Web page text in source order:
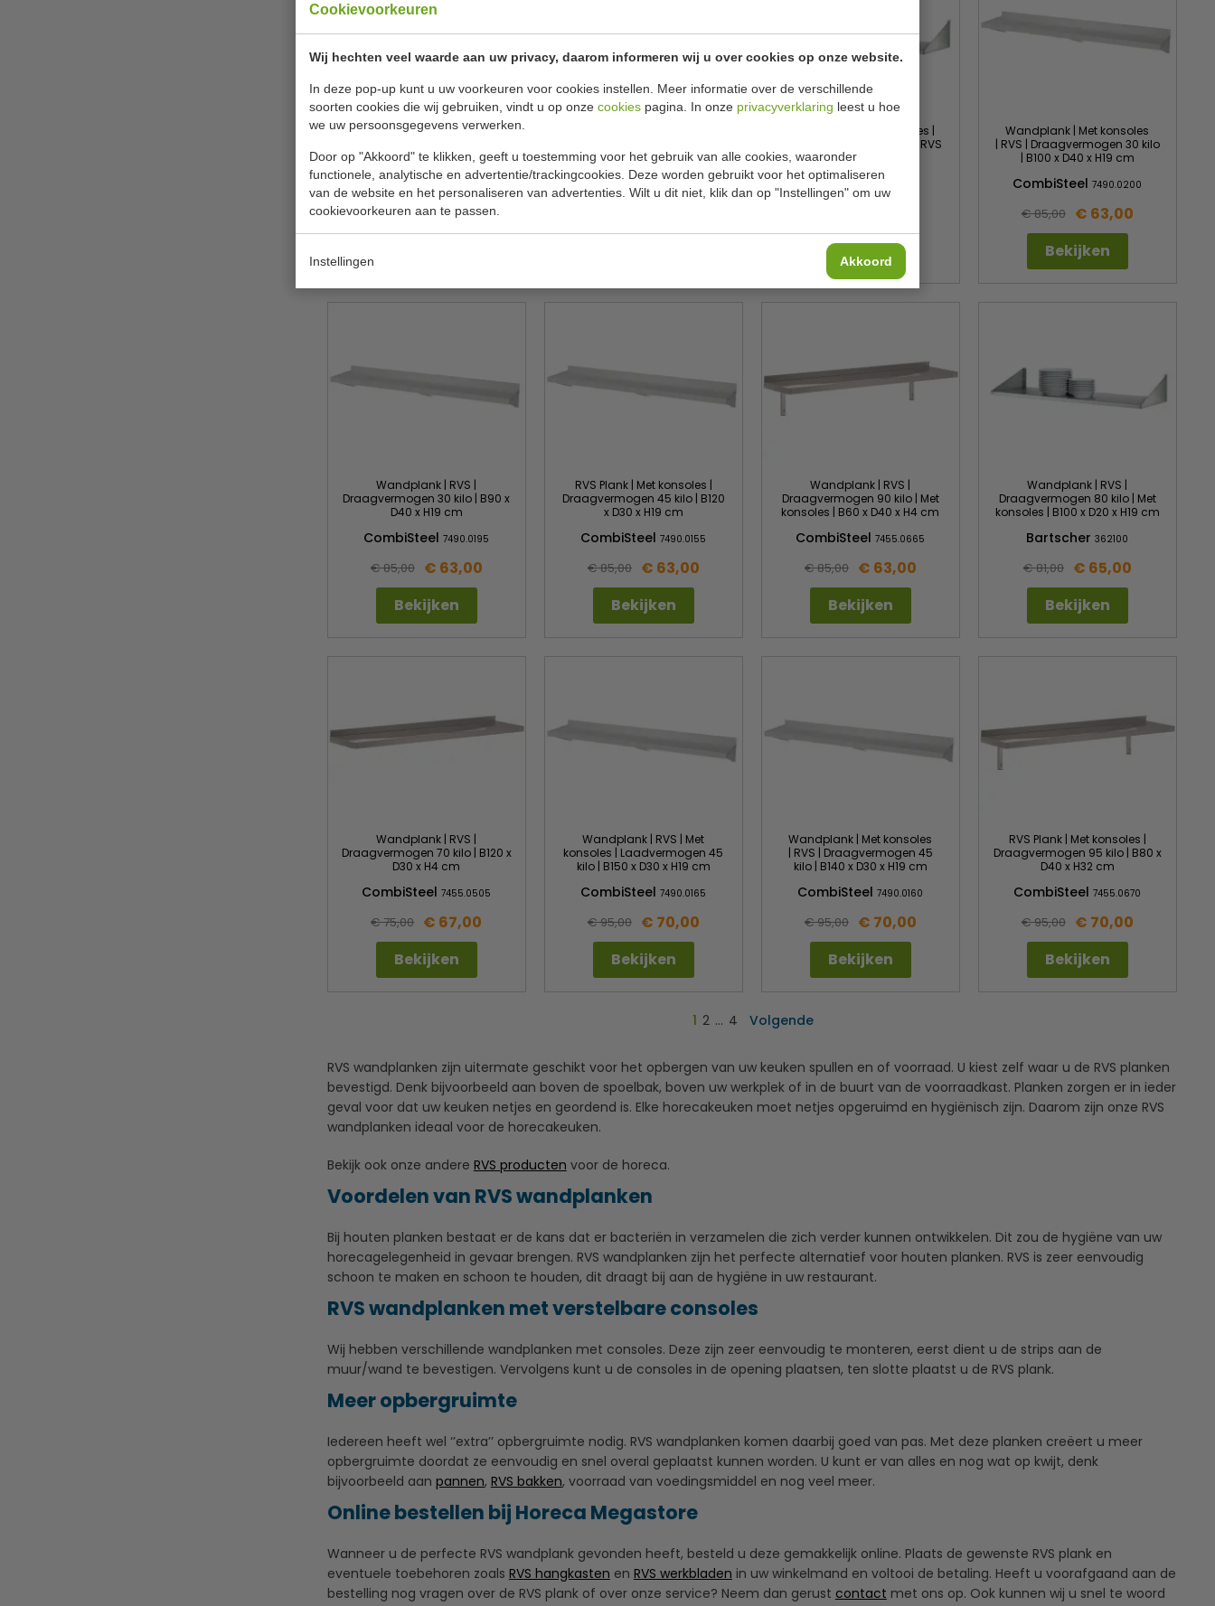
Cookievoorkeuren
Wij hechten veel waarde aan uw privacy, daarom informeren wij u over cookies op onze website.
In deze pop-up kunt u uw voorkeuren voor cookies instellen. Meer informatie over de verschillende
soorten cookies die wij gebruiken, vindt u op onze cookies pagina. In onze privacyverklaring leest u hoe
we uw persoonsgegevens verwerken.
Door op "Akkoord" te klikken, geeft u toestemming voor het gebruik van alle cookies, waaronder
functionele, analytische en advertentie/trackingcookies. Deze worden gebruikt voor het optimaliseren
van de website en het personaliseren van advertenties. Wilt u dit niet, klik dan op "Instellingen" om uw
cookievoorkeuren aan te passen.
Instellingen Akkoord
RVS Wandplank | Met konsoles
x D40 x H25 cm
CombiSteel
€ 80,00
€ 59,00
konsoles | B80 x D30 x H32 cm
CombiSteel
Wandplank | Met konsoles |
Draagvermogen 100 kilo | RVS
| B80 x D20 x H20 cm
Bartscher
Bekijken
Wandplank | Met konsoles
| RVS | Draagvermogen 30 kilo
| B100 x D40 x H19 cm
CombiSteel7490.0200
€ 85,00 € 63,00
Bekijken
Wandplank | RVS |
Draagvermogen 30 kilo | B90 x
D40 x H19 cm
CombiSteel7490.0195
€ 85,00 € 63,00
Bekijken
RVS Plank | Met konsoles |
Draagvermogen 45 kilo | B120
x D30 x H19 cm
CombiSteel7490.0155
€ 85,00 € 63,00
Bekijken
Wandplank | RVS |
Draagvermogen 90 kilo | Met
konsoles | B60 x D40 x H4 cm
CombiSteel7455.0665
€ 85,00 € 63,00
Bekijken
Wandplank | RVS |
Draagvermogen 80 kilo | Met
konsoles | B100 x D20 x H19 cm
Bartscher362100
€ 81,00 € 65,00
Bekijken
Wandplank | RVS |
Draagvermogen 70 kilo | B120 x
D30 x H4 cm
CombiSteel7455.0505
€ 75,00 € 67,00
Bekijken
Wandplank | RVS | Met
konsoles | Laadvermogen 45
kilo | B150 x D30 x H19 cm
CombiSteel7490.0165
€ 95,00 € 70,00
Bekijken
Wandplank | Met konsoles
| RVS | Draagvermogen 45
kilo | B140 x D30 x H19 cm
CombiSteel7490.0160
€ 95,00 € 70,00
Bekijken
RVS Plank | Met konsoles |
Draagvermogen 95 kilo | B80 x
D40 x H32 cm
CombiSteel7455.0670
€ 95,00 € 70,00
Bekijken
1 2 … 4 Volgende
RVS wandplanken zijn uitermate geschikt voor het opbergen van uw keuken spullen en of voorraad. U kiest zelf waar u de RVS planken
bevestigd. Denk bijvoorbeeld aan boven de spoelbak, boven uw werkplek of in de buurt van de voorraadkast. Planken zorgen er in ieder
geval voor dat uw keuken netjes en geordend is. Elke horecakeuken moet netjes opgeruimd en hygiënisch zijn. Daarom zijn onze RVS
wandplanken ideaal voor de horecakeuken.
Bekijk ook onze andere RVS producten voor de horeca.
Voordelen van RVS wandplanken
Bij houten planken bestaat er de kans dat er bacteriën in verzamelen die zich verder kunnen ontwikkelen. Dit zou de hygiëne van uw
horecagelegenheid in gevaar brengen. RVS wandplanken zijn het perfecte alternatief voor houten planken. RVS is zeer eenvoudig
schoon te maken en schoon te houden, dit draagt bij aan de hygiëne in uw restaurant.
RVS wandplanken met verstelbare consoles
Wij hebben verschillende wandplanken met consoles. Deze zijn zeer eenvoudig te monteren, eerst dient u de strips aan de
muur/wand te bevestigen. Vervolgens kunt u de consoles in de opening plaatsen, ten slotte plaatst u de RVS plank.
Meer opbergruimte
Iedereen heeft wel ‘’extra’’ opbergruimte nodig. RVS wandplanken komen daarbij goed van pas. Met deze planken creëert u meer
opbergruimte doordat ze eenvoudig en snel overal geplaatst kunnen worden. U kunt er van alles en nog wat op kwijt, denk
bijvoorbeeld aan pannen, RVS bakken, voorraad van voedingsmiddel en nog veel meer.
Online bestellen bij Horeca Megastore
Wanneer u de perfecte RVS wandplank gevonden heeft, besteld u deze gemakkelijk online. Plaats de gewenste RVS plank en
eventuele toebehoren zoals RVS hangkasten en RVS werkbladen in uw winkelmand en voltooi de betaling. Heeft u voorafgaand aan de
bestelling nog vragen over de RVS plank of over onze service? Neem dan gerust contact met ons op. Ook kunnen wij u snel te woord